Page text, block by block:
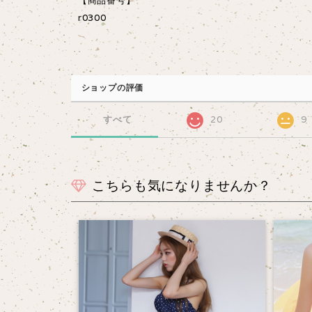
r0300
ショップの評価
すべて 20 9
こちらも気になりませんか？